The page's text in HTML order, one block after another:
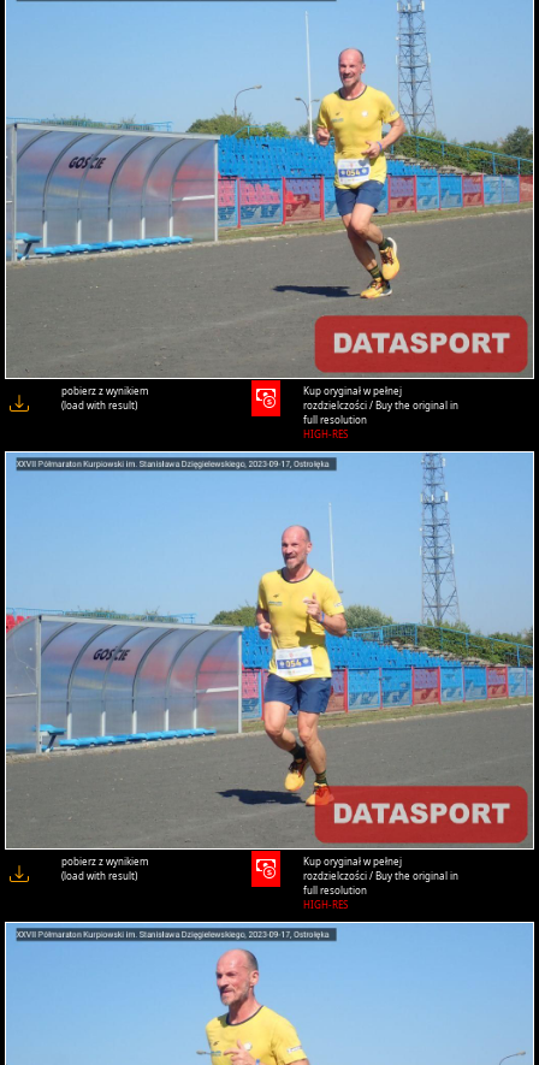
pobierz z wynikiem
(load with result)
Kup oryginał w pełnej
rozdzielczości / Buy the original in
full resolution
HIGH-RES
pobierz z wynikiem
(load with result)
Kup oryginał w pełnej
rozdzielczości / Buy the original in
full resolution
HIGH-RES